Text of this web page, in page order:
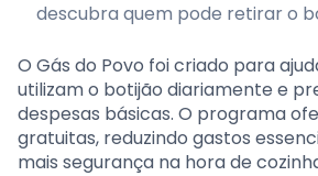
O Gás do Povo foi criado para
utilizam o botijão diariamente e
despesas básicas. O programa
gratuitas, reduzindo gastos
mais segurança na hora de